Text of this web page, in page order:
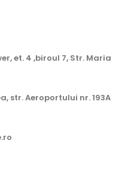
et. 4 ,biroul 7, Str. Maria
str. Aeroportului nr. 193A